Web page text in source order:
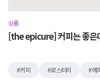
상품
[the epicure] 커피는 좋은
커피 로스터리 에